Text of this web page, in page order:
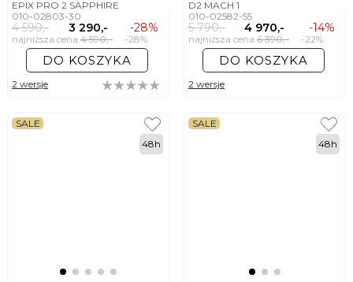
EPIX PRO 2 SAPPHIRE
010-02803-30
4 590,- 3 290,- -28%
najniższa cena 4 590,- -28%
DO KOSZYKA
2 wersje
D2 MACH 1
010-02582-55
5 790,- 4 970,- -14%
najniższa cena 6 390,- -22%
DO KOSZYKA
2 wersje
SALE
48h
SALE
48h